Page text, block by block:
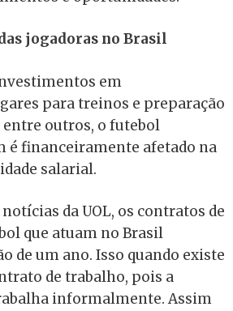
jogadoras no Brasil
em
para treinos e preparação
outros, o futebol
é financeiramente afetado na
salarial.
da UOL, os contratos de
que atuam no Brasil
de um ano. Isso quando existe
de trabalho, pois a
informalmente. Assim